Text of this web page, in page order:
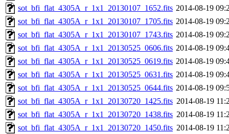
sot_bfi_flat_4305A_r_1x1_20130107_1652.fits 2014-08-19
sot_bfi_flat_4305A_r_1x1_20130107_1705.fits 2014-08-19
sot_bfi_flat_4305A_r_1x1_20130107_1743.fits 2014-08-19
sot_bfi_flat_4305A_r_1x1_20130525_0606.fits 2014-08-19
sot_bfi_flat_4305A_r_1x1_20130525_0619.fits 2014-08-19
sot_bfi_flat_4305A_r_1x1_20130525_0631.fits 2014-08-19
sot_bfi_flat_4305A_r_1x1_20130525_0644.fits 2014-08-19
sot_bfi_flat_4305A_r_1x1_20130720_1425.fits 2014-08-19
sot_bfi_flat_4305A_r_1x1_20130720_1438.fits 2014-08-19
sot_bfi_flat_4305A_r_1x1_20130720_1450.fits 2014-08-19